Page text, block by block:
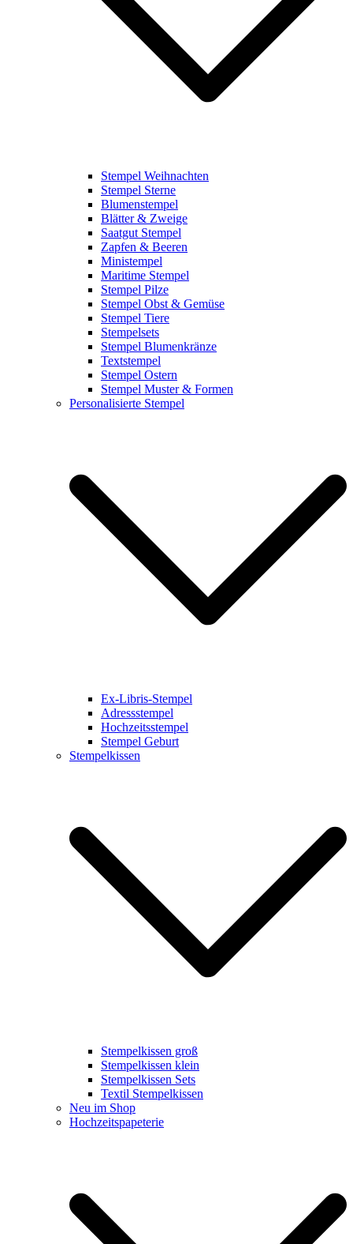
Stempel Weihnachten
Stempel Sterne
Blumenstempel
Blätter & Zweige
Saatgut Stempel
Zapfen & Beeren
Ministempel
Maritime Stempel
Stempel Pilze
Stempel Obst & Gemüse
Stempel Tiere
Stempelsets
Stempel Blumenkränze
Textstempel
Stempel Ostern
Stempel Muster & Formen
Personalisierte Stempel
Ex-Libris-Stempel
Adressstempel
Hochzeitsstempel
Stempel Geburt
Stempelkissen
Stempelkissen groß
Stempelkissen klein
Stempelkissen Sets
Textil Stempelkissen
Neu im Shop
Hochzeitspapeterie